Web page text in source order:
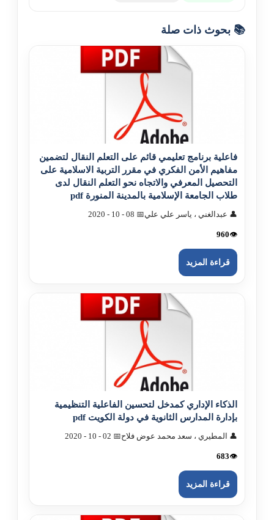
📚 بحوث ذات صلة
فاعلية برنامج تعليمي قائم على التعلم النقال لتضمين
مفاهيم الأمن الفکري في مقرر التربية الاسلامية على
التحصيل المعرفي والاتجاه نحو التعلم النقال لدى
طلاب الجامعة الإسلامية بالمدينة المنورة pdf
👤 عبدالغني ، ياسر علي علي📅 08 - 10 - 2020
👁️
960
قراءة المزيد
الذکاء الإداري کمدخل لتحسين الفاعلية التنظيمية
بإدارة المدارس الثانوية في دولة الکويت pdf
👤 المطيري ، سعد محمد عوض فلاح📅 02 - 10 - 2020
👁️
683
قراءة المزيد